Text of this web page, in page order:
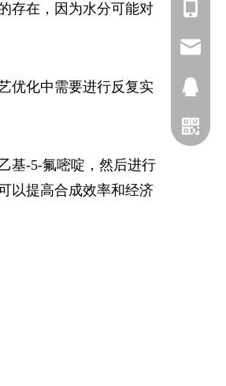
存在，因为水分可能对
优化中需要进行反复实
基-5-氟嘧啶，然后进行
以提高合成效率和经济